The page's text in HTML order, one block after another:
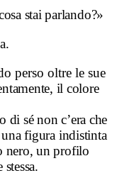
stai parlando?»
perso oltre le sue
il colore
di sé non c’era che
figura indistinta
nero, un profilo